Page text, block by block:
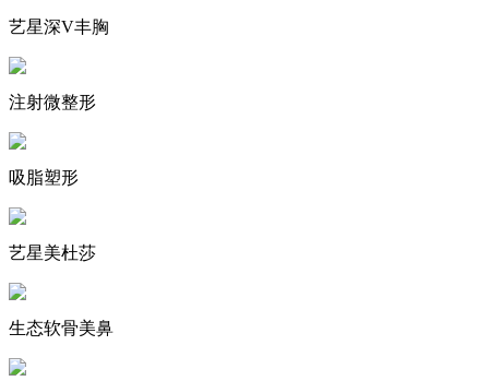
艺星深V丰胸
注射微整形
吸脂塑形
艺星美杜莎
生态软骨美鼻